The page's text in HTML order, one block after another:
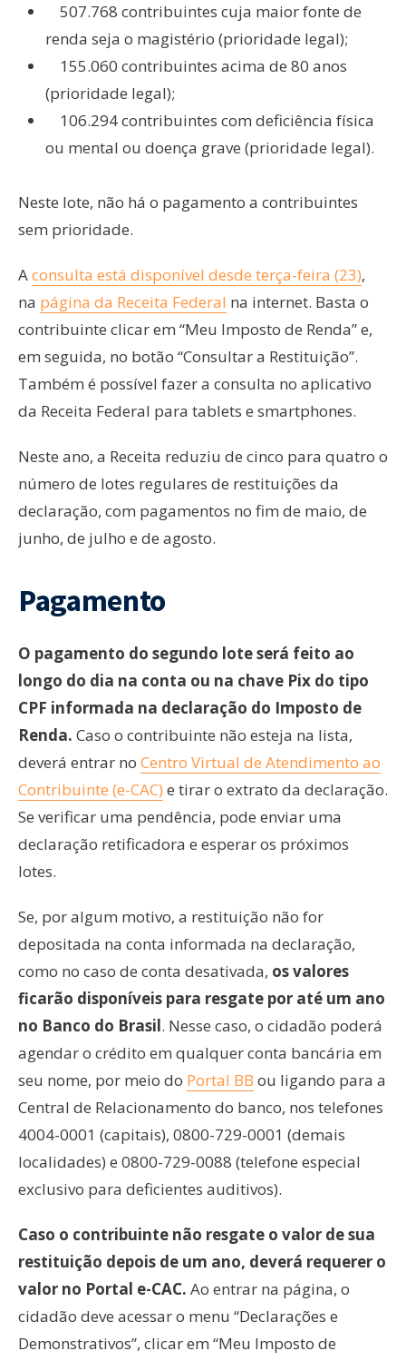
507.768 contribuintes cuja maior fonte de
renda seja o magistério (prioridade legal);
155.060 contribuintes acima de 80 anos
(prioridade legal);
106.294 contribuintes com deficiência física
ou mental ou doença grave (prioridade legal).
Neste lote, não há o pagamento a contribuintes
sem prioridade.
Aconsulta está disponível desde terça-feira (23),
na página da Receita Federal na internet. Basta o
contribuinte clicar em “Meu Imposto de Renda” e,
em seguida, no botão “Consultar a Restituição”.
Também é possível fazer a consulta no aplicativo
da Receita Federal para tablets e smartphones.
Neste ano, a Receita reduziu de cinco para quatro o
número de lotes regulares de restituições da
declaração, com pagamentos no fim de maio, de
junho, de julho e de agosto.
Pagamento
O pagamento do segundo lote será feito ao
longo do dia na conta ou na chave Pix do tipo
CPF informada na declaração do Imposto de
Renda. Caso o contribuinte não esteja na lista,
deverá entrar no Centro Virtual de Atendimento ao
Contribuinte (e-CAC) e tirar o extrato da declaração.
Se verificar uma pendência, pode enviar uma
declaração retificadora e esperar os próximos
lotes.
Se, por algum motivo, a restituição não for
depositada na conta informada na declaração,
como no caso de conta desativada, os valores
ficarão disponíveis para resgate por até um ano
no Banco do Brasil. Nesse caso, o cidadão poderá
agendar o crédito em qualquer conta bancária em
seu nome, por meio do Portal BB ou ligando para a
Central de Relacionamento do banco, nos telefones
4004-0001 (capitais), 0800-729-0001 (demais
localidades) e 0800-729-0088 (telefone especial
exclusivo para deficientes auditivos).
Caso o contribuinte não resgate o valor de sua
restituição depois de um ano, deverá requerer o
valor no Portal e-CAC. Ao entrar na página, o
cidadão deve acessar o menu “Declarações e
Demonstrativos”, clicar em “Meu Imposto de